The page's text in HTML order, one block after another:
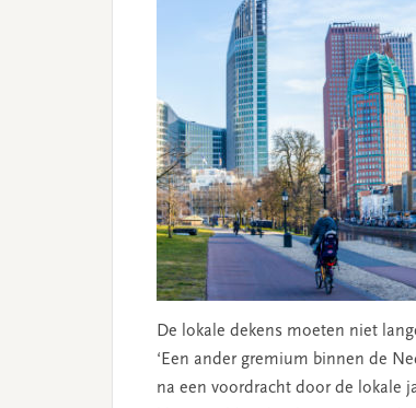
De lokale dekens moeten niet
‘Een ander gremium binnen de
na een voordracht door de lokale